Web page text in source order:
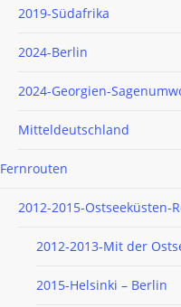
2019-Südafrika
2024-Berlin
2024-Georgien-
Mitteldeutschland
Fernrouten
2012-2015-Ostseeküsten-
2012-2013-Mit der
2015-Helsinki – Berlin